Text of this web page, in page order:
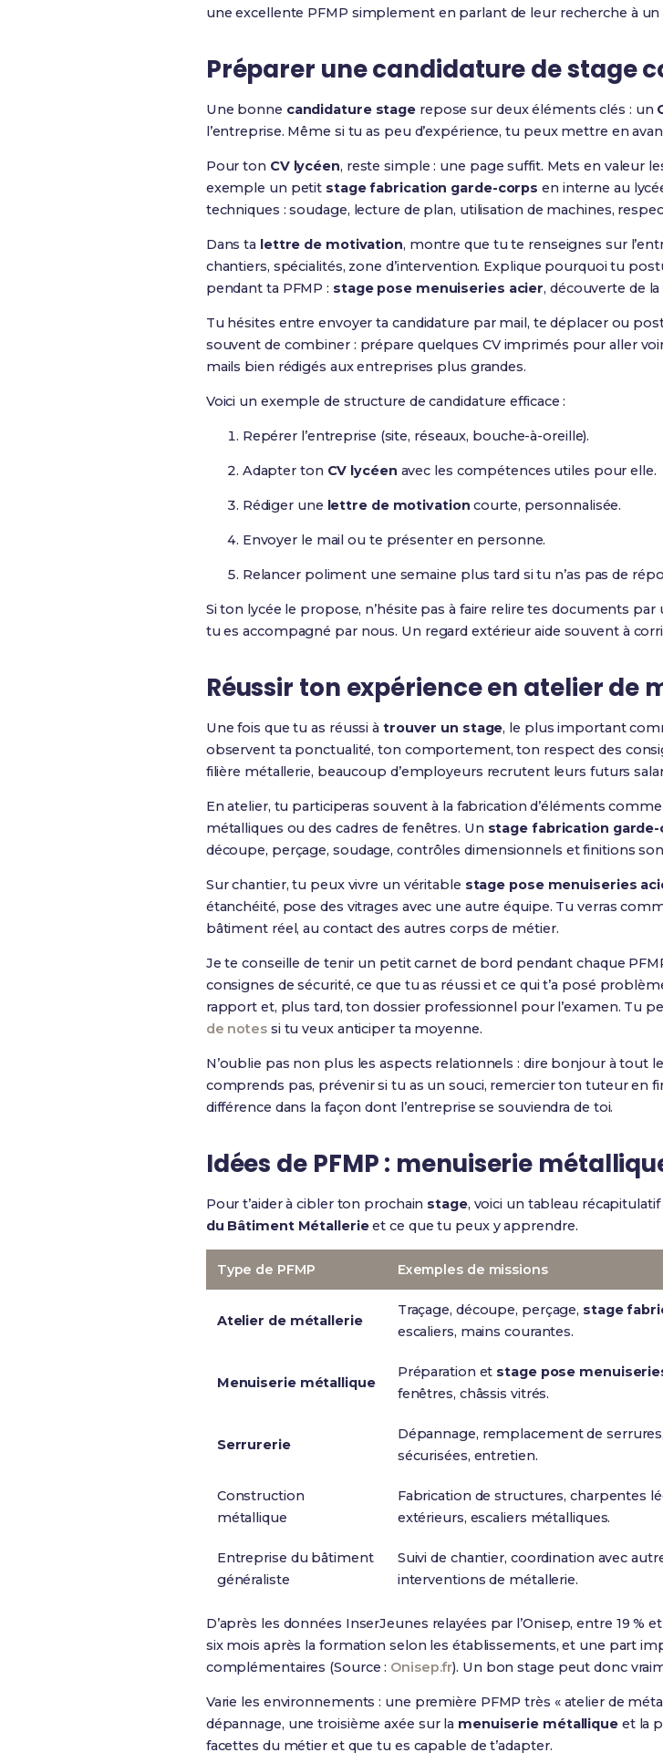
une excellente PFMP simplement en parlant de leur recherche à
Préparer une candidature de stage
Une bonne candidature stage repose sur deux éléments clés : un
l’entreprise. Même si tu as peu d’expérience, tu peux mettre en
Pour ton CV lycéen, reste simple : une page suffit. Mets en valeur
exemple un petit stage fabrication garde-corps en interne au
techniques : soudage, lecture de plan, utilisation de machines,
Dans ta lettre de motivation, montre que tu te renseignes sur
chantiers, spécialités, zone d’intervention. Explique pourquoi tu
pendant ta PFMP : stage pose menuiseries acier, découverte de
Tu hésites entre envoyer ta candidature par mail, te déplacer ou
souvent de combiner : prépare quelques CV imprimés pour aller
mails bien rédigés aux entreprises plus grandes.
Voici un exemple de structure de candidature efficace :
Repérer l’entreprise (site, réseaux, bouche-à-oreille).
Adapter ton CV lycéen avec les compétences utiles pour elle.
Rédiger une lettre de motivation courte, personnalisée.
Envoyer le mail ou te présenter en personne.
Relancer poliment une semaine plus tard si tu n’as pas de
Si ton lycée le propose, n’hésite pas à faire relire tes documents
tu es accompagné par nous. Un regard extérieur aide souvent à
Réussir ton expérience en atelier de
Une fois que tu as réussi à trouver un stage, le plus important
observent ta ponctualité, ton comportement, ton respect des
filière métallerie, beaucoup d’employeurs recrutent leurs futurs
En atelier, tu participeras souvent à la fabrication d’éléments
métalliques ou des cadres de fenêtres. Un stage fabrication
découpe, perçage, soudage, contrôles dimensionnels et finitions
Sur chantier, tu peux vivre un véritable stage pose menuiseries
étanchéité, pose des vitrages avec une autre équipe. Tu verras
bâtiment réel, au contact des autres corps de métier.
Je te conseille de tenir un petit carnet de bord pendant chaque
consignes de sécurité, ce que tu as réussi et ce qui t’a posé
rapport et, plus tard, ton dossier professionnel pour l’examen. Tu
de notessi tu veux anticiper ta moyenne.
N’oublie pas non plus les aspects relationnels : dire bonjour à tout
comprends pas, prévenir si tu as un souci, remercier ton tuteur en
différence dans la façon dont l’entreprise se souviendra de toi.
Idées de PFMP : menuiserie
Pour t’aider à cibler ton prochain stage, voici un tableau
du Bâtiment Métallerieet ce que tu peux y apprendre.
Type de PFMP Exemples de missions
Atelier de métallerie
Traçage, découpe, perçage, stage
escaliers, mains courantes.
Menuiserie métallique
Préparation et stage pose
fenêtres, châssis vitrés.
Serrurerie
Dépannage, remplacement de
sécurisées, entretien.
Construction
métallique
Fabrication de structures, charpentes
extérieurs, escaliers métalliques.
Entreprise du bâtiment
généraliste
Suivi de chantier, coordination avec
interventions de métallerie.
D’après les données InserJeunes relayées par l’Onisep, entre 19
six mois après la formation selon les établissements, et une part
complémentaires (Source : Onisep.fr). Un bon stage peut donc
Varie les environnements : une première PFMP très « atelier de
dépannage, une troisième axée sur la menuiserie métalliqueet la
facettes du métier et que tu es capable de t’adapter.